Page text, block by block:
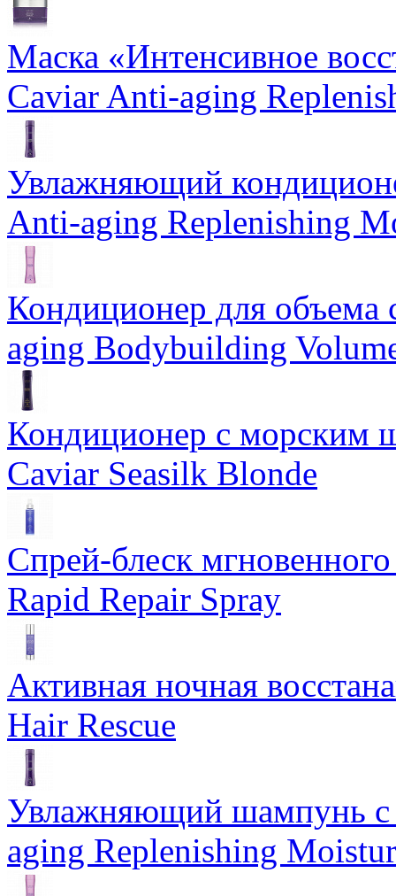
Маска «Интенсивное
Caviar Anti-aging
Увлажняющий
Anti-aging Replenishing
Кондиционер для
aging Bodybuilding
Кондиционер с морским
Caviar Seasilk Blonde
Спрей-блеск
Rapid Repair Spray
Активная ночная
Hair Rescue
Увлажняющий шампунь
aging Replenishing